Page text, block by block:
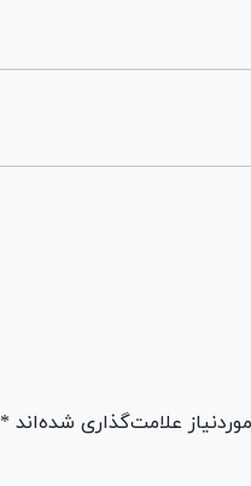
علامت‌گذاری شده‌اند *